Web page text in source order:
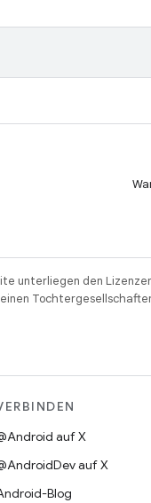
unterliegen den
auf X
auf X
Blog